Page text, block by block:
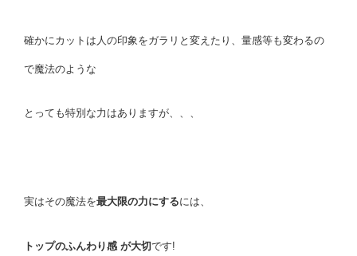
確かにカットは人の印象をガラリと変えたり、量感等も変わるの
で魔法のような
とっても特別な力はありますが、、、
実はその魔法を最大限の力にするには、
トップのふんわり感 が大切です!